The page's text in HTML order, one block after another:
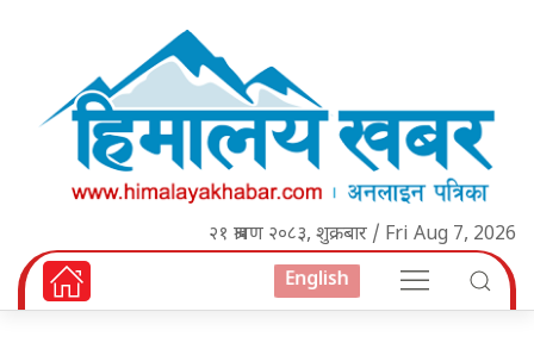
२१ श्रावण २०८३, शुक्रबार / Fri Aug 7, 2026
English